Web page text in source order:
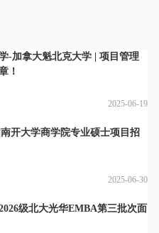
-加拿大魁北克大学 | 项目管理
！
2025-06-19
开大学商学院专业硕士项目招
2025-06-30
级北大光华EMBA第三批次面